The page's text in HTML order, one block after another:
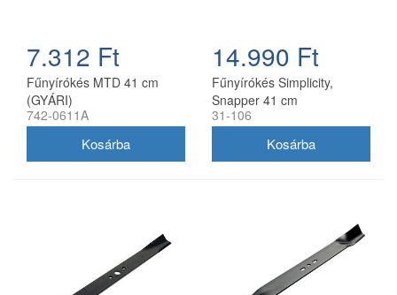
7.312 Ft
Fűnyírókés MTD 41 cm
(GYÁRI)
742-0611A
14.990 Ft
Fűnyírókés Simplicity,
Snapper 41 cm
(1704856SM)
31-106